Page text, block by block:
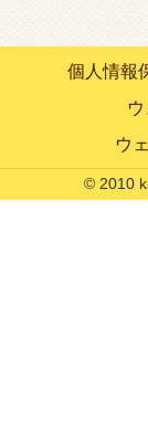
個人情報
ウ
© 2010